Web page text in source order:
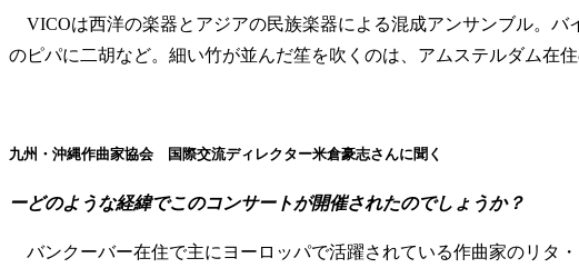
VICOは西洋の楽器とアジアの民族楽器による混成アンサンブル。バ
のピパに二胡など。細い竹が並んだ笙を吹くのは、アムステルダム在
九州・沖縄作曲家協会 国際交流ディレクター米倉豪志さんに聞く ­­­­­
ーどのような経緯でこのコンサートが開催されたのでしょうか？
バンクーバー在住で主にヨーロッパで活躍されている作曲家のリタ